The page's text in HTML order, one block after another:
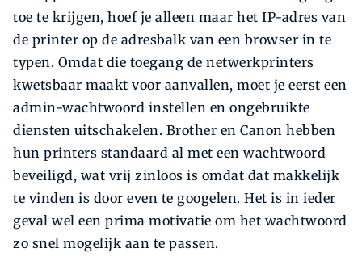
toe te krijgen, hoef je alleen maar het IP-adres van
de printer op de adresbalk van een browser in te
typen. Omdat die toegang de netwerkprinters
kwetsbaar maakt voor aanvallen, moet je eerst een
admin-wachtwoord instellen en ongebruikte
diensten uitschakelen. Brother en Canon hebben
hun printers ­standaard al met een wachtwoord
beveiligd, wat vrij zinloos is omdat dat makkelijk
te vinden is door even te googelen. Het is in ieder
geval wel een prima motivatie om het wachtwoord
zo snel mogelijk aan te passen.